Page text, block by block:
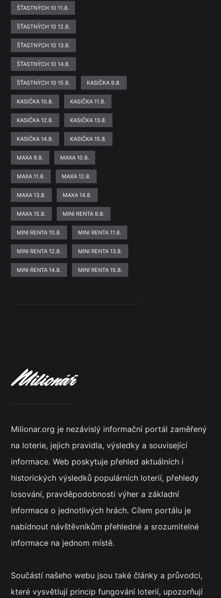
ŠŤASTNÝCH 10 11.8.
ŠŤASTNÝCH 10 12.8.
ŠŤASTNÝCH 10 13.8.
ŠŤASTNÝCH 10 14.8.
ŠŤASTNÝCH 10 15.8. KASIČKA 9.8.
KASIČKA 10.8. KASIČKA 11.8.
KASIČKA 12.8. KASIČKA 13.8.
KASIČKA 14.8. KASIČKA 15.8.
MAXA 9.8. MAXA 10.8.
MAXA 11.8. MAXA 12.8.
MAXA 13.8. MAXA 14.8.
MAXA 15.8. MINI RENTA 9.8.
MINI RENTA 10.8. MINI RENTA 11.8.
MINI RENTA 12.8. MINI RENTA 13.8.
MINI RENTA 14.8. MINI RENTA 15.8.
Milionar.org je nezávislý informační portál zaměřený
na loterie, jejich pravidla, výsledky a související
informace. Web poskytuje přehled aktuálních i
historických výsledků populárních loterií, přehledy
losování, pravděpodobnosti výher a základní
informace o jednotlivých hrách. Cílem portálu je
nabídnout návštěvníkům přehledné a srozumitelné
informace na jednom místě.
Součástí našeho webu jsou také články a průvodci,
které vysvětlují princip fungování loterií, upozorňují